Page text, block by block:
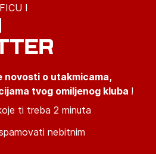
I
novosti o utakmicama,
tvog omiljenog kluba !
ti treba 2 minuta
nebitnim